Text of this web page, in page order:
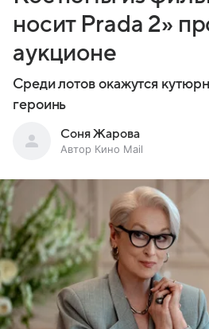
носит Prada 2»
аукционе
Среди лотов окажутся
героинь
Соня Жарова
Автор Кино Mail